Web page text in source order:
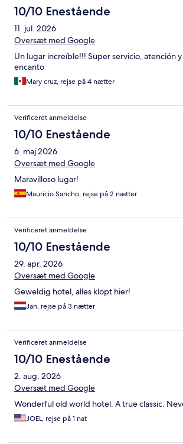
10/10 Enestående
11. jul. 2026
Oversæt med Google
Un lugar increíble!!! Super servicio, atención
encanto
Mary cruz, rejse på 4 nætter
Verificeret anmeldelse
10/10 Enestående
6. maj 2026
Oversæt med Google
Maravilloso lugar!
Mauricio Sancho, rejse på 2 nætter
Verificeret anmeldelse
10/10 Enestående
29. apr. 2026
Oversæt med Google
Geweldig hotel, alles klopt hier!
Jan, rejse på 3 nætter
Verificeret anmeldelse
10/10 Enestående
2. aug. 2026
Oversæt med Google
Wonderful old world hotel. A true classic.
JOEL, rejse på 1 nat